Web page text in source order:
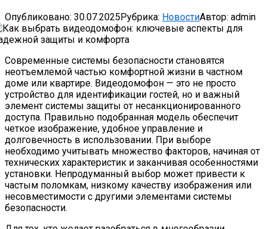
Опубликовано: 30.07.2025Рубрика: НовостиАвтор: admin
Современные системы безопасности становятся
неотъемлемой частью комфортной жизни в частном
доме или квартире. Видеодомофон — это не просто
устройство для идентификации гостей, но и важный
элемент системы защиты от несанкционированного
доступа. Правильно подобранная модель обеспечит
четкое изображение, удобное управление и
долговечность в использовании. При выборе
необходимо учитывать множество факторов, начиная от
технических характеристик и заканчивая особенностями
установки. Непродуманный выбор может привести к
частым поломкам, низкому качеству изображения или
несовместимости с другими элементами системы
безопасности.